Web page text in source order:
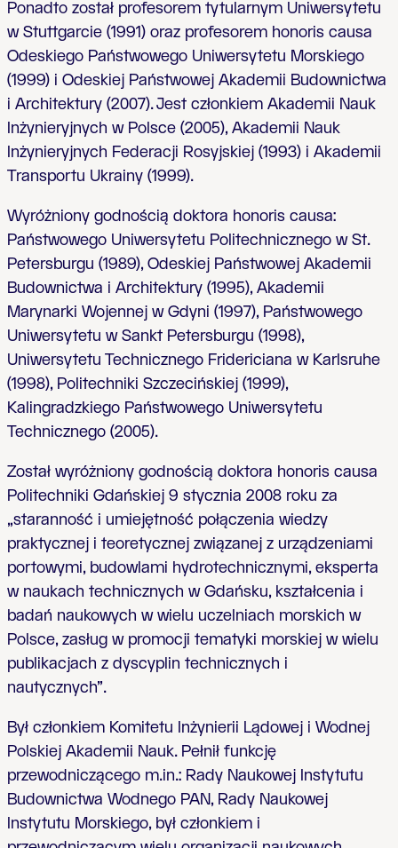
Ponadto został profesorem tytularnym Uniwersytetu
w Stuttgarcie (1991) oraz profesorem honoris causa
Odeskiego Państwowego Uniwersytetu Morskiego
(1999) i Odeskiej Państwowej Akademii Budownictwa
i Architektury (2007). Jest członkiem Akademii Nauk
Inżynieryjnych w Polsce (2005), Akademii Nauk
Inżynieryjnych Federacji Rosyjskiej (1993) i Akademii
Transportu Ukrainy (1999).
Wyróżniony godnością doktora honoris causa:
Państwowego Uniwersytetu Politechnicznego w St.
Petersburgu (1989), Odeskiej Państwowej Akademii
Budownictwa i Architektury (1995), Akademii
Marynarki Wojennej w Gdyni (1997), Państwowego
Uniwersytetu w Sankt Petersburgu (1998),
Uniwersytetu Technicznego Fridericiana w Karlsruhe
(1998), Politechniki Szczecińskiej (1999),
Kalingradzkiego Państwowego Uniwersytetu
Technicznego (2005).
Został wyróżniony godnością doktora honoris causa
Politechniki Gdańskiej 9 stycznia 2008 roku za
„staranność i umiejętność połączenia wiedzy
praktycznej i teoretycznej związanej z urządzeniami
portowymi, budowlami hydrotechnicznymi, eksperta
w naukach technicznych w Gdańsku, kształcenia i
badań naukowych w wielu uczelniach morskich w
Polsce, zasług w promocji tematyki morskiej w wielu
publikacjach z dyscyplin technicznych i
nautycznych”.
Był członkiem Komitetu Inżynierii Lądowej i Wodnej
Polskiej Akademii Nauk. Pełnił funkcję
przewodniczącego m.in.: Rady Naukowej Instytutu
Budownictwa Wodnego PAN, Rady Naukowej
Instytutu Morskiego, był członkiem i